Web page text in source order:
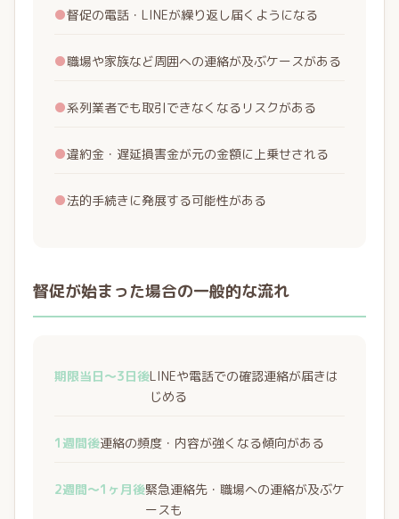
●督促の電話・LINEが繰り返し届くようになる
●職場や家族など周囲への連絡が及ぶケースがある
●系列業者でも取引できなくなるリスクがある
●違約金・遅延損害金が元の金額に上乗せされる
●法的手続きに発展する可能性がある
督促が始まった場合の一般的な流れ
期限当日〜3日後LINEや電話での確認連絡が届きは
じめる
1週間後連絡の頻度・内容が強くなる傾向がある
2週間〜1ヶ月後緊急連絡先・職場への連絡が及ぶケ
ースも